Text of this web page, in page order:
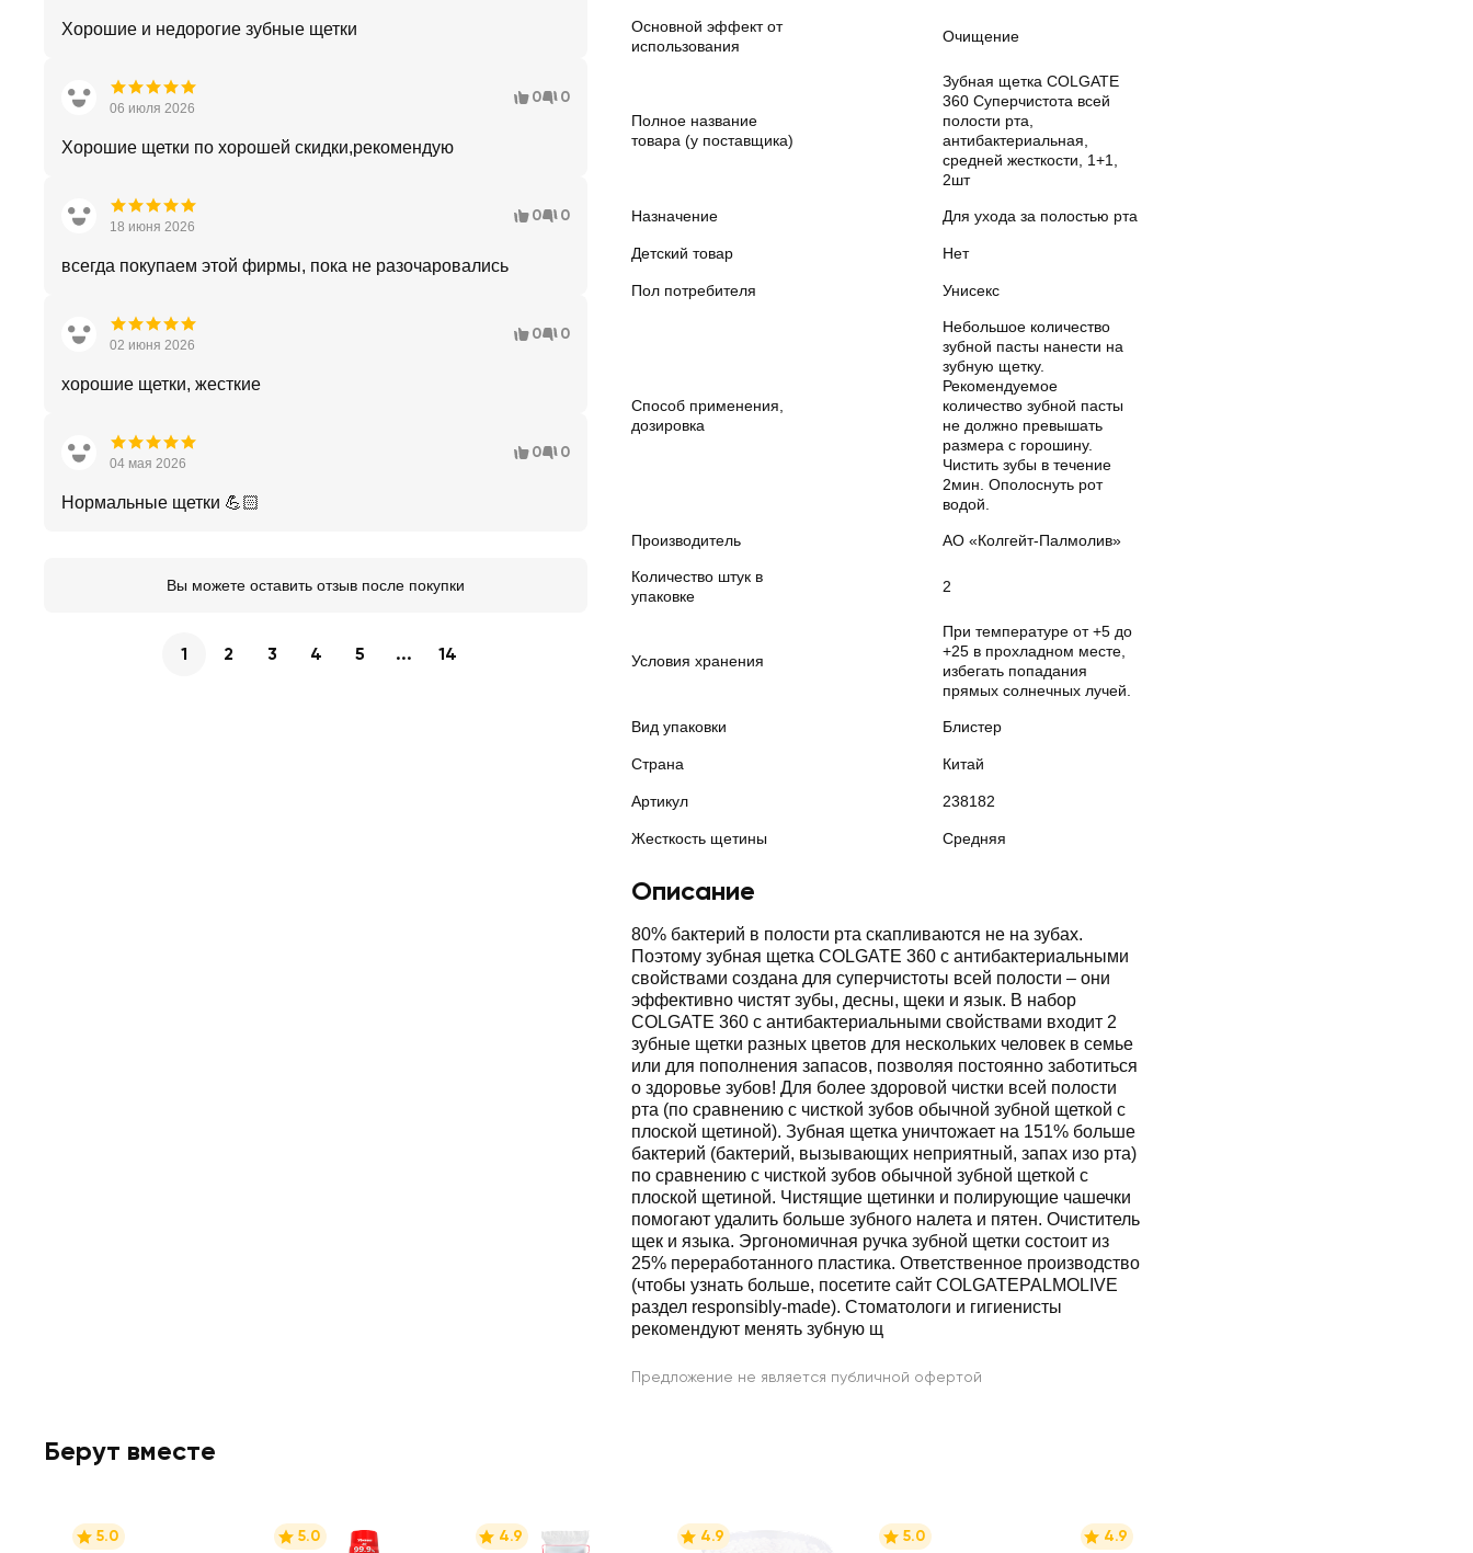
Основной эффект от
использования
Очищение
Полное название
товара (у поставщика)
Зубная щетка COLGATE
360 Суперчистота всей
полости рта,
антибактериальная,
средней жесткости, 1+1,
2шт
Назначение Для ухода за полостью рта
Детский товар Нет
Пол потребителя Унисекс
Способ применения,
дозировка
Небольшое количество
зубной пасты нанести на
зубную щетку.
Рекомендуемое
количество зубной пасты
не должно превышать
размера с горошину.
Чистить зубы в течение
2мин. Ополоснуть рот
водой.
Производитель АО «Колгейт-Палмолив»
Количество штук в
упаковке
2
Условия хранения
При температуре от +5 до
+25 в прохладном месте,
избегать попадания
прямых солнечных лучей.
Вид упаковки Блистер
Страна Китай
Артикул 238182
Жесткость щетины Средняя
Описание
80% бактерий в полости рта скапливаются не на зубах.
Поэтому зубная щетка COLGATE 360 с антибактериальными
свойствами создана для суперчистоты всей полости – они
эффективно чистят зубы, десны, щеки и язык. В набор
COLGATE 360 с антибактериальными свойствами входит 2
зубные щетки разных цветов для нескольких человек в семье
или для пополнения запасов, позволяя постоянно заботиться
о здоровье зубов! Для более здоровой чистки всей полости
рта (по сравнению с чисткой зубов обычной зубной щеткой с
плоской щетиной). Зубная щетка уничтожает на 151% больше
бактерий (бактерий, вызывающих неприятный, запах изо рта)
по сравнению с чисткой зубов обычной зубной щеткой с
плоской щетиной. Чистящие щетинки и полирующие чашечки
помогают удалить больше зубного налета и пятен. Очиститель
щек и языка. Эргономичная ручка зубной щетки состоит из
25% переработанного пластика. Ответственное производство
(чтобы узнать больше, посетите сайт COLGATEPALMOLIVE
раздел responsibly-made). Стоматологи и гигиенисты
рекомендуют менять зубную щ
Предложение не является публичной офертой
Хорошие и недорогие зубные щетки
06 июля 2026
0 0
Хорошие щетки по хорошей скидки,рекомендую
18 июня 2026
0 0
всегда покупаем этой фирмы, пока не разочаровались
02 июня 2026
0 0
хорошие щетки, жесткие
04 мая 2026
0 0
Нормальные щетки 💪🏻
Вы можете оставить отзыв после покупки
1 2 3 4 5 ... 14
Берут вместе
5.0 5.0 4.9 4.9 5.0 4.9